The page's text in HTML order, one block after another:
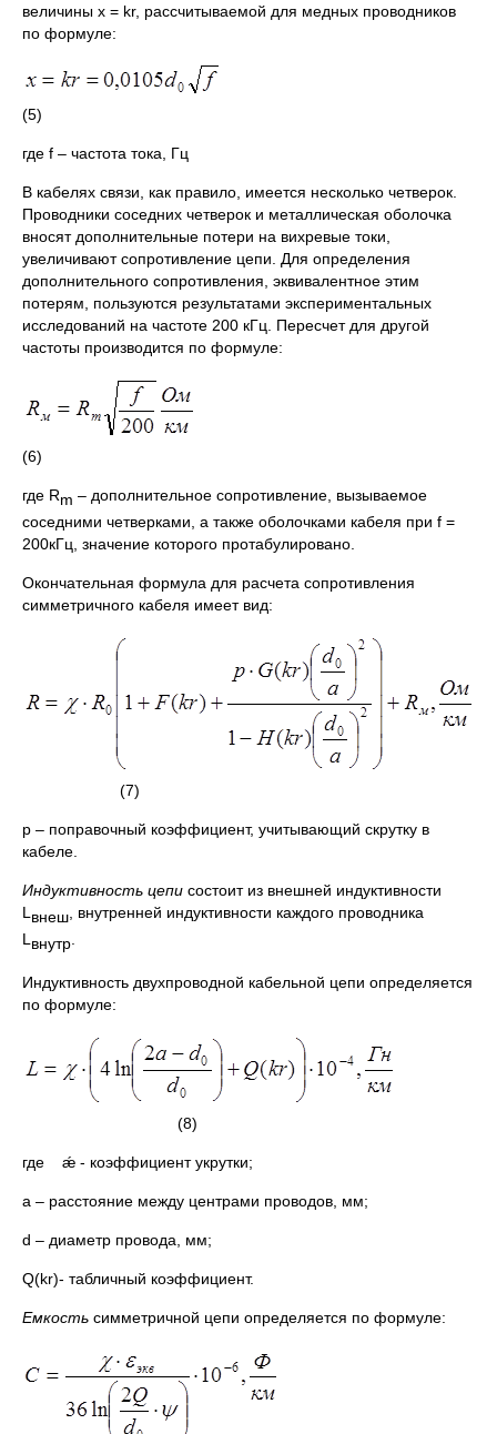
величины x = kr, рассчитываемой для медных проводников
по формуле:
(5)
где f – частота тока, Гц
В кабелях связи, как правило, имеется несколько четверок.
Проводники соседних четверок и металлическая оболочка
вносят дополнительные потери на вихревые токи,
увеличивают сопротивление цепи. Для определения
дополнительного сопротивления, эквивалентное этим
потерям, пользуются результатами экспериментальных
исследований на частоте 200 кГц. Пересчет для другой
частоты производится по формуле:
(6)
где Rm – дополнительное сопротивление, вызываемое
соседними четверками, а также оболочками кабеля при f =
200кГц, значение которого протабулировано.
Окончательная формула для расчета сопротивления
симметричного кабеля имеет вид:
(7)
р – поправочный коэффициент, учитывающий скрутку в
кабеле.
Индуктивность цепи состоит из внешней индуктивности
L внеш , внутренней индуктивности каждого проводника
L внутр
Индуктивность двухпроводной кабельной цепи определяется
по формуле:
(8)
где ǽ - коэффициент укрутки;
а – расстояние между центрами проводов, мм;
d – диаметр провода, мм;
Q(kr)- табличный коэффициент.
Емкость симметричной цепи определяется по формуле: